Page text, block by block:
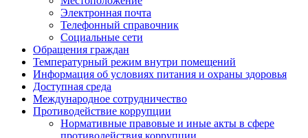
Электронная почта
Телефонный справочник
Социальные сети
Обращения граждан
Температурный режим внутри помещений
Информация об условиях питания и охраны здоровья
Доступная среда
Международное сотрудничество
Противодействие коррупции
Нормативные правовые и иные акты в сфере
противодействия коррупции